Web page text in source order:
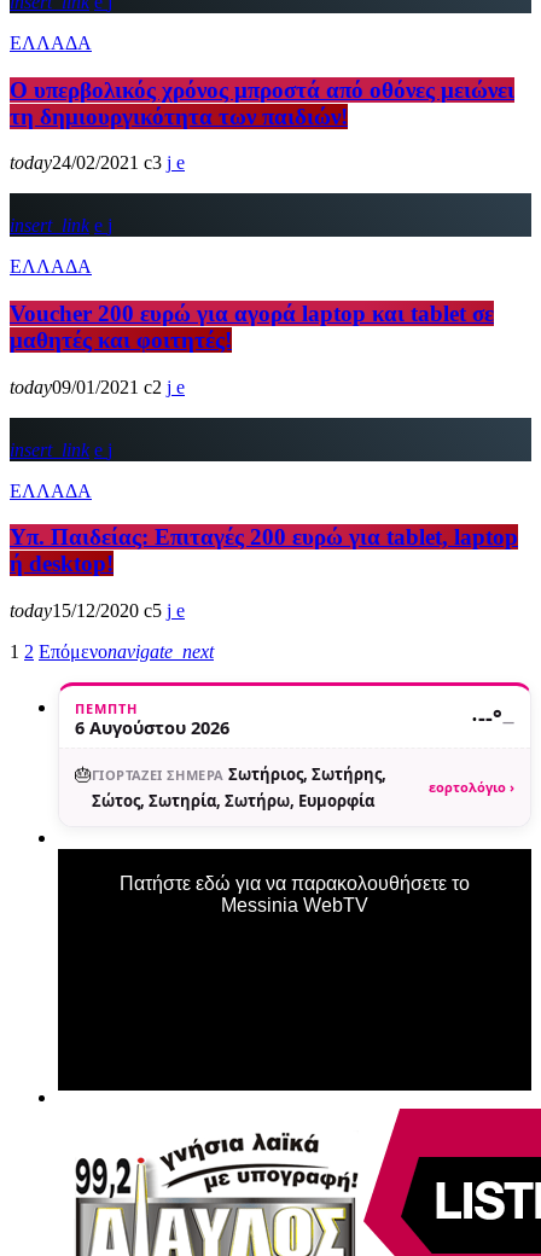
ΕΛΛΑΔΑ
Ο υπερβολικός χρόνος μπροστά από οθόνες μειώνει
τη δημιουργικότητα των παιδιών!
today24/02/2021 3
insert_link
ΕΛΛΑΔΑ
Voucher 200 ευρώ για αγορά laptop και tablet σε
μαθητές και φοιτητές!
today09/01/2021 2
insert_link
ΕΛΛΑΔΑ
Υπ. Παιδείας: Επιταγές 200 ευρώ για tablet, laptop
ή desktop!
today15/12/2020
5
1 2 Επόμενοnavigate_next
ΠΈΜΠΤΗ
6 Αυγούστου 2026 ·--°—
🎂ΓΙΟΡΤΆΖΕΙ ΣΉΜΕΡΑ Σωτήριος, Σωτήρης,
Σώτος, Σωτηρία, Σωτήρω, Ευμορφία
εορτολόγιο ›
Πατήστε εδώ για να παρακολουθήσετε το
Messinia WebTV